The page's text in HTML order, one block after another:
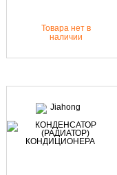
Товара нет в
наличии